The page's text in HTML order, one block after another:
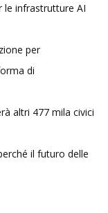
le infrastrutture AI
per
di
altri 477 mila civici
il futuro delle